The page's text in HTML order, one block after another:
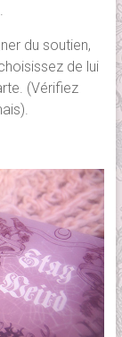
.
du soutien,
de lui
(Vérifiez